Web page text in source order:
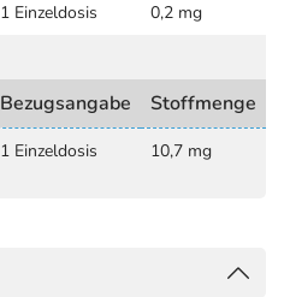
1 Einzeldosis
0,2 mg
Bezugsangabe Stoffmenge
1 Einzeldosis 10,7 mg